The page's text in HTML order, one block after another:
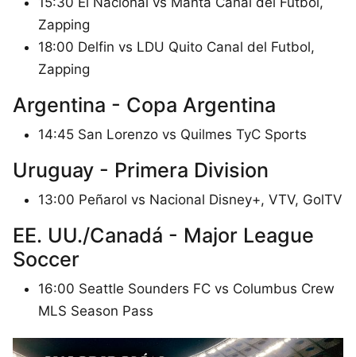
Zapping
18:00 Delfin vs LDU Quito Canal del Futbol,
Zapping
Argentina - Copa Argentina
14:45 San Lorenzo vs Quilmes TyC Sports
Uruguay - Primera Division
13:00 Peñarol vs Nacional Disney+, VTV, GolTV
EE. UU./Canadá - Major League
Soccer
16:00 Seattle Sounders FC vs Columbus Crew
MLS Season Pass